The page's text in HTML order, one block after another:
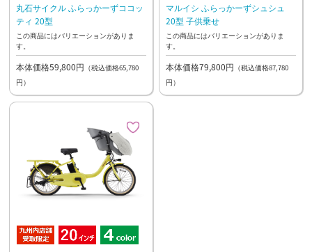
丸石サイクル ふらっかーずココッ
ティ 20型
この商品にはバリエーションがありま
す。
本体価格59,800円 （税込価格65,780
円）
マルイシ ふらっかーずシュシュ
20型 子供乗せ
この商品にはバリエーションがありま
す。
本体価格79,800円 （税込価格87,780
円）